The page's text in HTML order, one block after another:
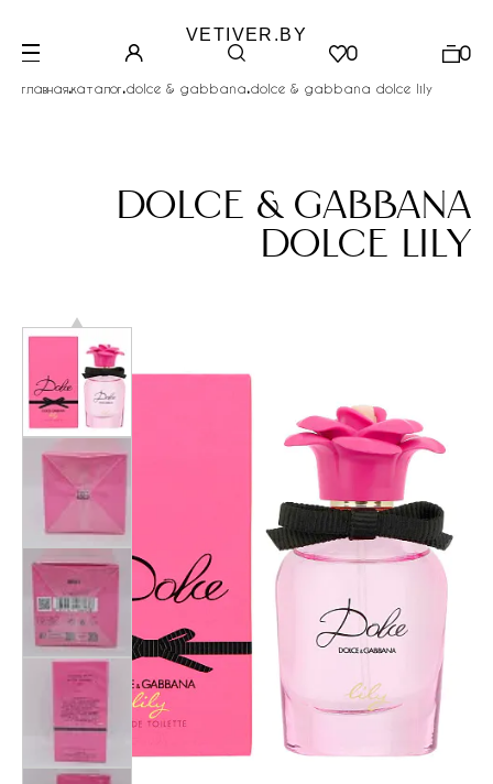
VETIVER.BY
0 0
главная.каталог.dolce & gabbana.dolce & gabbana dolce lily
dolce & gabbana
dolce lily